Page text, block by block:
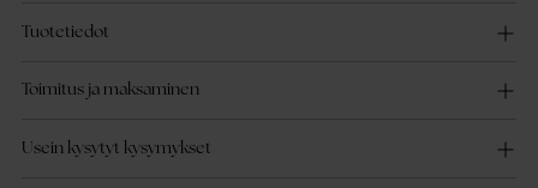
Tuotetiedot
Toimitus ja maksaminen
Usein kysytyt kysymykset